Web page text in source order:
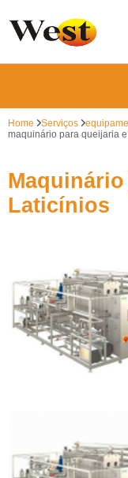
Home Serviços
maquinário para queijaria
Laticínios